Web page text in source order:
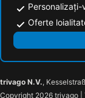
Oferte
trivago N.V.,
Copyright 2026 trivago |